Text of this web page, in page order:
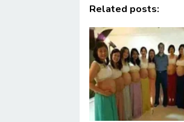
Related posts: